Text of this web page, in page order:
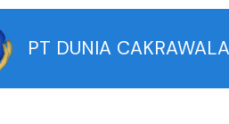
PT DUNIA CAKRAWALA